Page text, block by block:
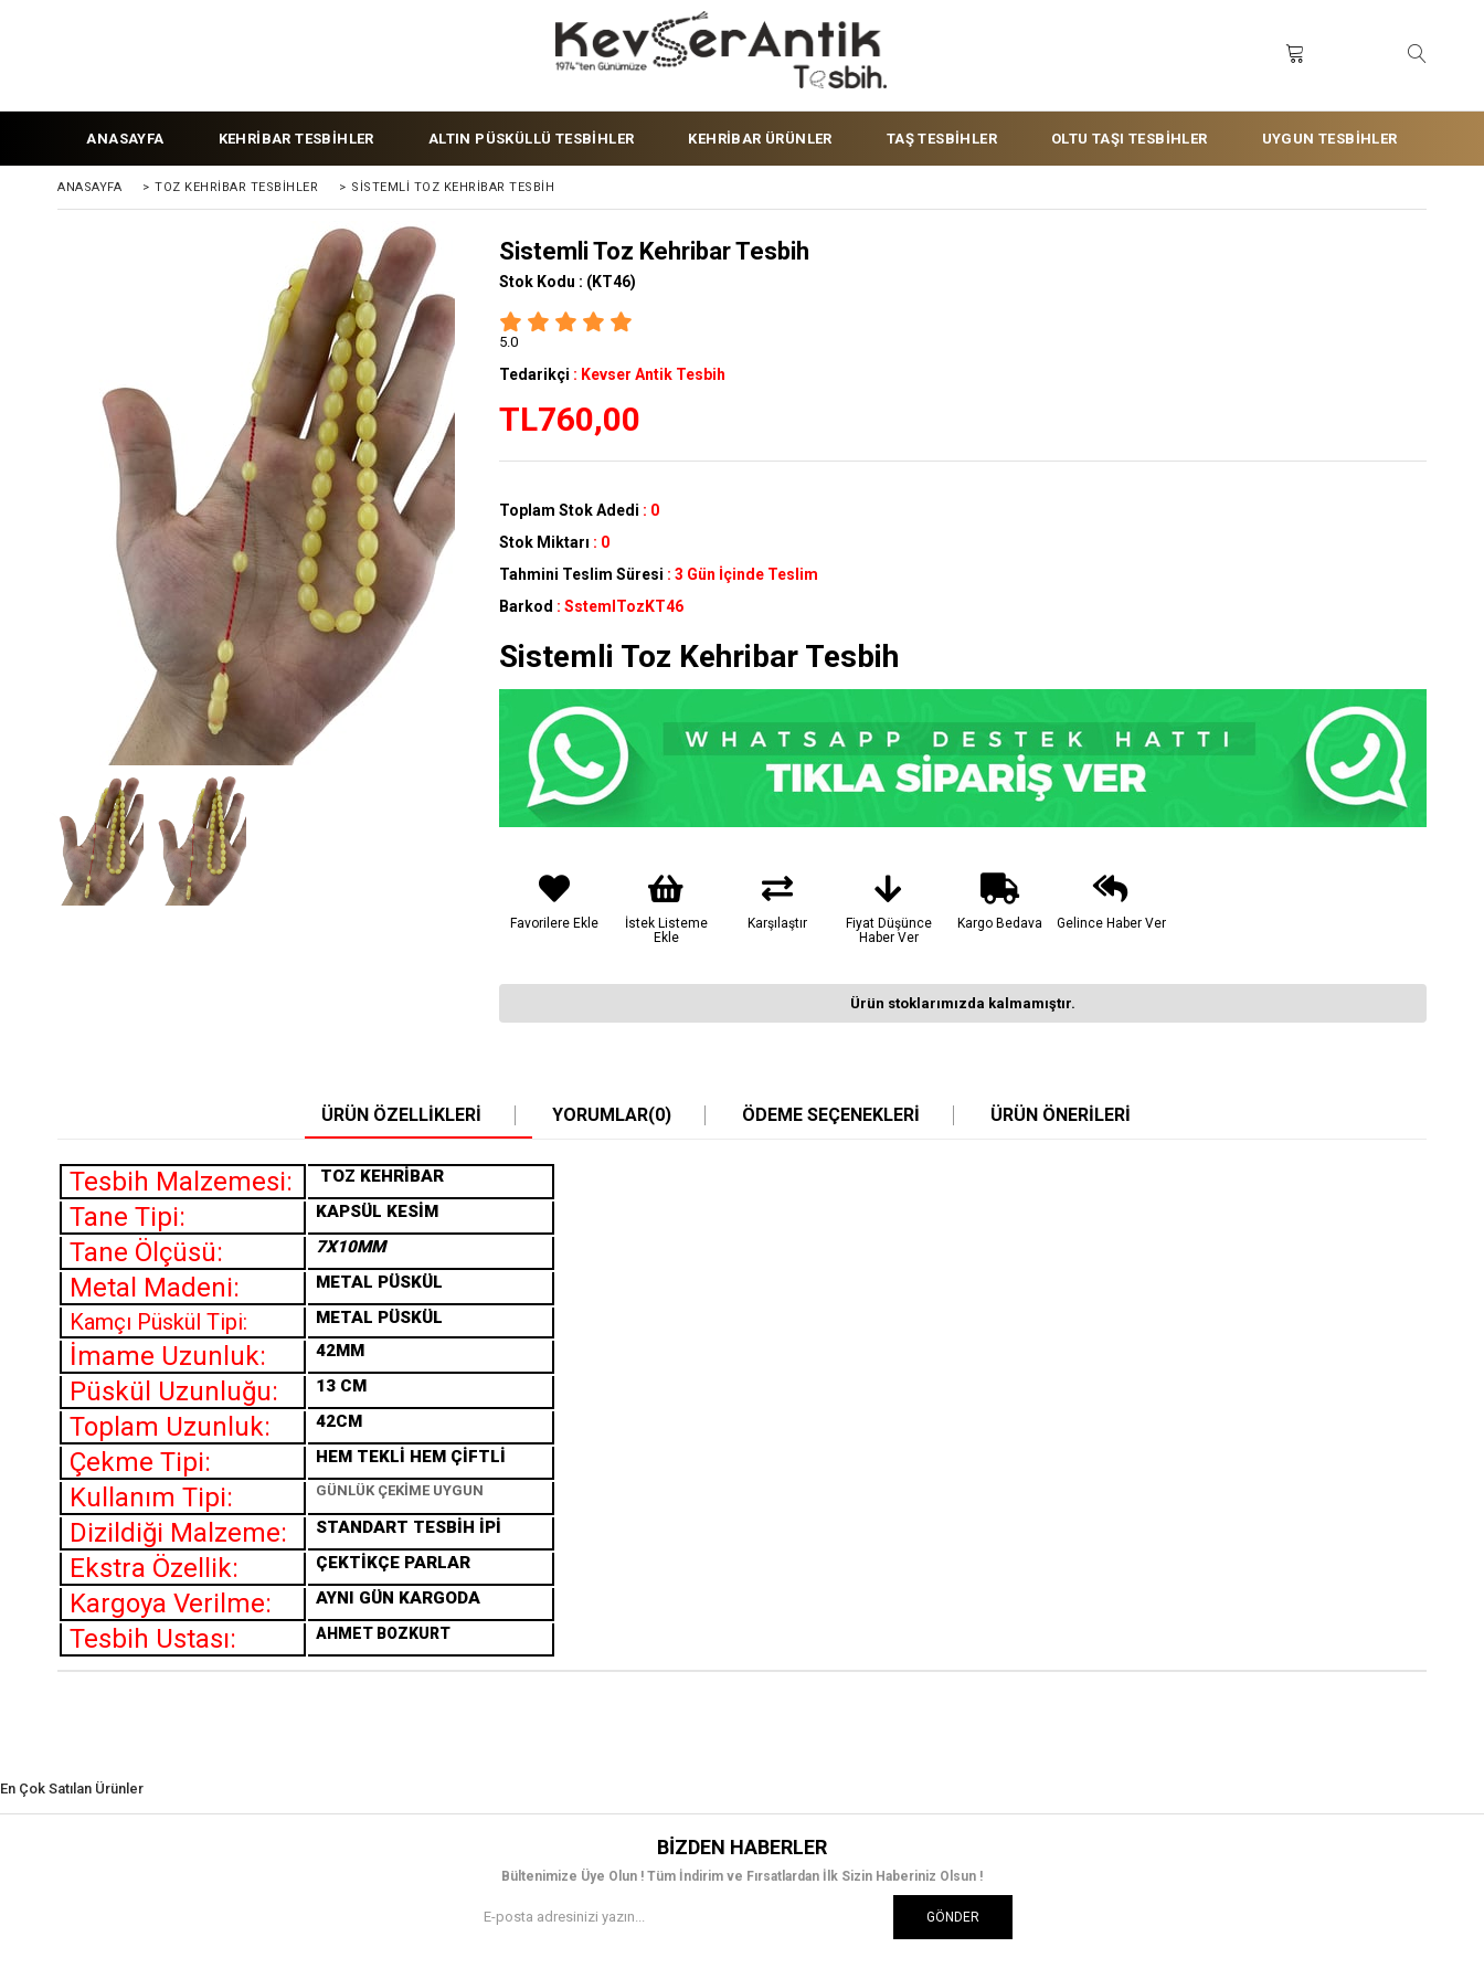
ANASAYFA KEHRİBAR TESBİHLER ALTIN PÜSKÜLLÜ TESBİHLER KEHRİBAR ÜRÜNLER TAŞ TESBİHLER OLTU TAŞI TESBİHLER UYGUN TESBİHLER
ANASAYFA > TOZ KEHRIBAR TESBIHLER > SISTEMLI TOZ KEHRIBAR TESBIH
Sistemli Toz Kehribar Tesbih
Stok Kodu : (KT46)
5.0
Tedarikçi : Kevser Antik Tesbih
TL760,00
Toplam Stok Adedi : 0
Stok Miktarı : 0
Tahmini Teslim Süresi : 3 Gün İçinde Teslim
Barkod : SstemlTozKT46
Sistemli Toz Kehribar Tesbih
Favorilere Ekle
İstek Listeme
Ekle
Karşılaştır
Fiyat Düşünce
Haber Ver
Kargo Bedava Gelince Haber Ver
Ürün stoklarımızda kalmamıştır.
ÜRÜN ÖZELLIKLERI YORUMLAR(0) ÖDEME SEÇENEKLERI ÜRÜN ÖNERILERI
Tesbih Malzemesi: TOZ KEHRİBAR
Tane Tipi: KAPSÜL KESİM
Tane Ölçüsü: 7X10MM
Metal Madeni: METAL PÜSKÜL
Kamçı Püskül Tipi: METAL PÜSKÜL
İmame Uzunluk: 42MM
Püskül Uzunluğu: 13 CM
Toplam Uzunluk: 42CM
Çekme Tipi: HEM TEKLİ HEM ÇİFTLİ
Kullanım Tipi: GÜNLÜK ÇEKİME UYGUN
Dizildiği Malzeme: STANDART TESBİH İPİ
Ekstra Özellik: ÇEKTİKÇE PARLAR
Kargoya Verilme: AYNI GÜN KARGODA
Tesbih Ustası: AHMET BOZKURT
En Çok Satılan Ürünler
BIZDEN HABERLER
Bültenimize Üye Olun ! Tüm İndirim ve Fırsatlardan İlk Sizin Haberiniz Olsun !
GÖNDER